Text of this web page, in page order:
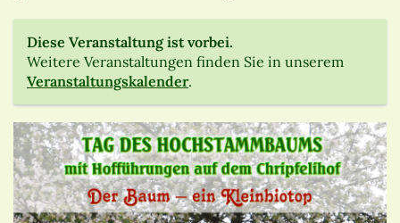
Diese Veranstaltung ist vorbei.
Weitere Veranstaltungen finden Sie in unserem
Veranstaltungskalender.